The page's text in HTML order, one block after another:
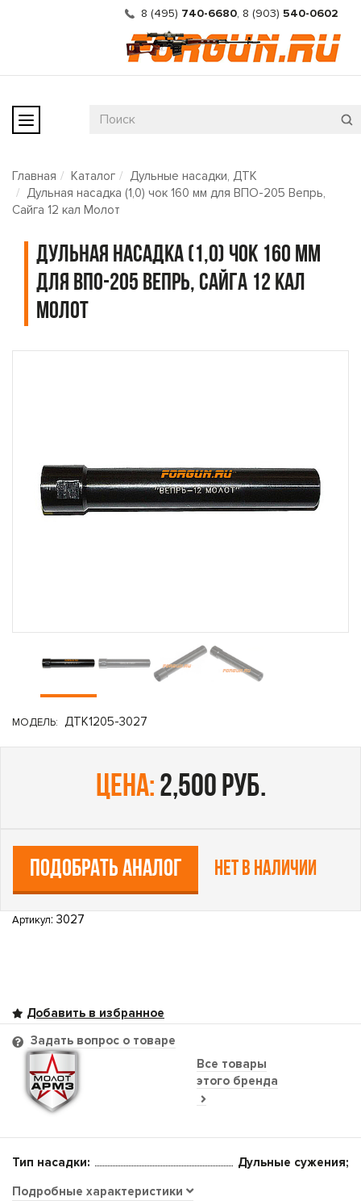
8 (495) 740-6680, 8 (903) 540-0602
Главная Каталог
Дульные насадки, ДТК
Дульная насадка (1,0) чок 160 мм для ВПО-205 Вепрь,
Сайга 12 кал Молот
Дульная насадка (1,0) чок 160 мм
для ВПО-205 Вепрь, Сайга 12 кал
Молот
МОДЕЛЬ: ДТК1205-3027
цена: 2,500 руб.
ПОДОБРАТЬ АНАЛОГ Нет в наличии
Артикул: 3027
Все товары
этого бренда
Задать вопрос о товаре
Тип насадки:
Дульные сужения;
Подробные характеристики